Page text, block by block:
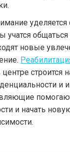
учатся общаться
новые
центре строится
и
и начать